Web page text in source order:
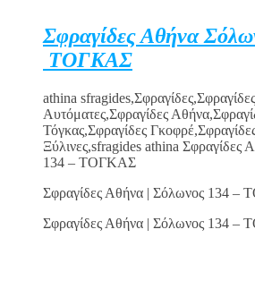
Σφραγίδες Αθήνα
ΤΟΓΚΑΣ
athina sfragides,Σφραγίδες,Σφραγίδες
Αυτόματες,Σφραγίδες
Τόγκας,Σφραγίδες
Ξύλινες,sfragides athina Σφραγίδες
134 – ΤΟΓΚΑΣ
Σφραγίδες Αθήνα | Σόλωνος 134
Σφραγίδες Αθήνα | Σόλωνος 134